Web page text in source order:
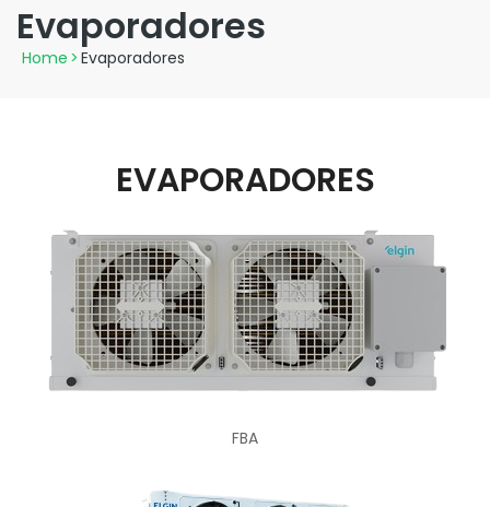
Evaporadores
Home > Evaporadores
EVAPORADORES
FBA